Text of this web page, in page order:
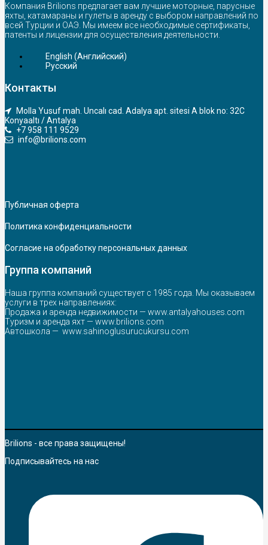
Компания Brilions предлагает вам лучшие моторные, парусные
яхты, катамараны и гулеты в аренду с выбором направлений по
всей Турции и ОАЭ. Мы имеем все необходимые сертификаты,
патенты и лицензии для осуществления деятельности.
English (Английский)
Русский
Контакты
Molla Yusuf mah. Uncalı cad. Adalya apt. sitesi A blok no: 32C
Konyaaltı / Antalya
+7 958 111 9529
info@brilions.com
Публичная оферта
Политика конфиденциальности
Согласие на обработку персональных данных
Группа компаний
Наша группа компаний существует с 1985 года. Мы оказываем
услуги в трех направлениях:
Продажа и аренда недвижимости — www.antalyahouses.com
Туризм и аренда яхт — www.brilions.com
Автошкола — www.sahinoglusurucukursu.com
Brilions - все права защищены!
Подписывайтесь на нас